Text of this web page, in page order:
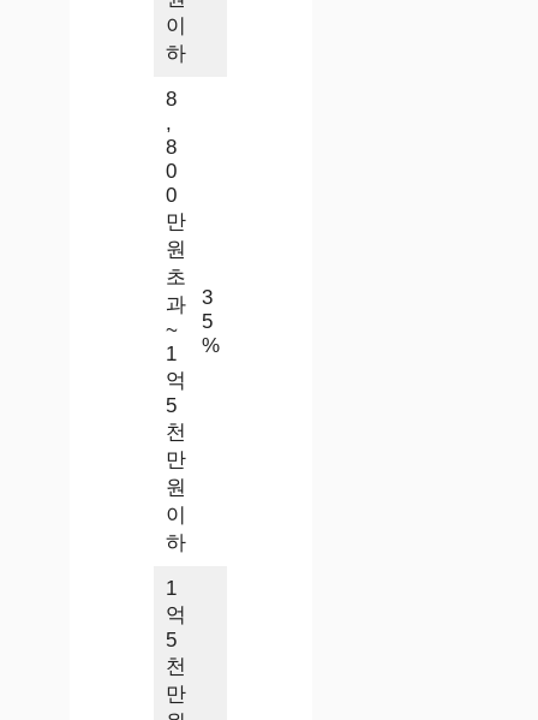
이
하
8
,
8
0
0
만
원
초
과
~
1
억
5
천
만
원
이
하
3
5
%
1
억
5
천
만